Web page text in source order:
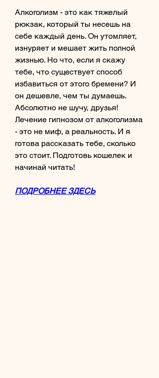
Алкоголизм - это как тяжелый
рюкзак, который ты несешь на
себе каждый день. Он утомляет,
изнуряет и мешает жить полной
жизнью. Но что, если я скажу
тебе, что существует способ
избавиться от этого бремени? И
он дешевле, чем ты думаешь.
Абсолютно не шучу, друзья!
Лечение гипнозом от алкоголизма
- это не миф, а реальность. И я
готова рассказать тебе, сколько
это стоит. Подготовь кошелек и
начинай читать!
ПОДРОБНЕЕ ЗДЕСЬ